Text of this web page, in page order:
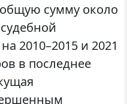
сумму около
2010–2015 и 2021
в последнее